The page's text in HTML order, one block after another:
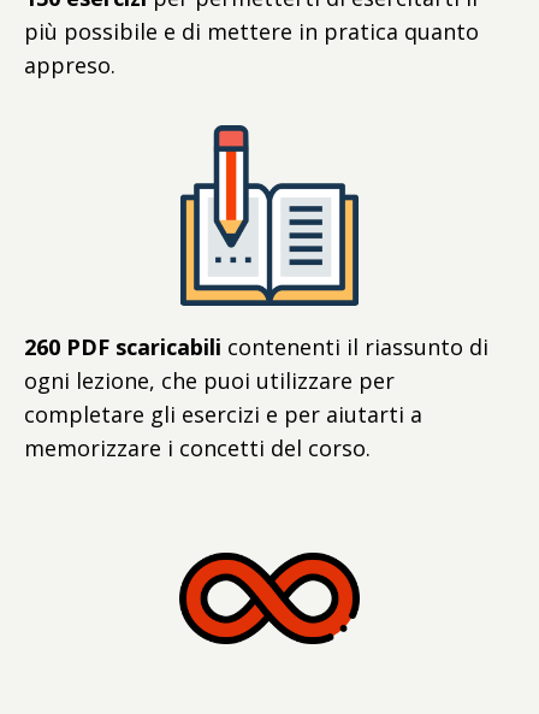
più possibile e di mettere in pratica quanto
appreso.
260 PDF scaricabili contenenti il riassunto di
ogni lezione, che puoi utilizzare per
completare gli esercizi e per aiutarti a
memorizzare i concetti del corso.